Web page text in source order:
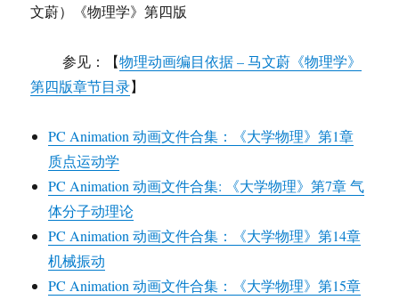
文蔚）《物理学》第四版
参见：【物理动画编目依据 – 马文蔚《物理学》
第四版章节目录】
PC Animation 动画文件合集：《大学物理》第1章
质点运动学
PC Animation 动画文件合集: 《大学物理》第7章 气
体分子动理论
PC Animation 动画文件合集：《大学物理》第14章
机械振动
PC Animation 动画文件合集：《大学物理》第15章